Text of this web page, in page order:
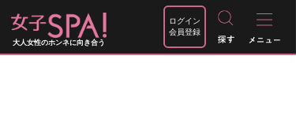
大人女性のホンネに向き合う
ログイン
会員登録